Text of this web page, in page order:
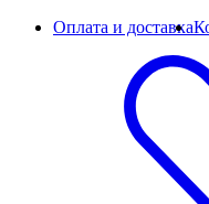
Оплата и доставка